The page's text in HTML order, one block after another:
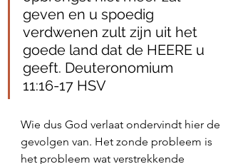
geven en u spoedig
verdwenen zult zijn uit het
goede land dat de HEERE u
geeft. Deuteronomium
11:16‭-‬17 HSV
Wie dus God verlaat ondervindt hier de
gevolgen van. Het zonde probleem is
het probleem wat verstrekkende